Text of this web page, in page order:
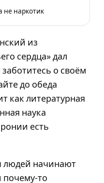
не наркотик
из
сердца» дал
о своём
до обеда
как литературная
наука
есть
людей начинают
почему-то